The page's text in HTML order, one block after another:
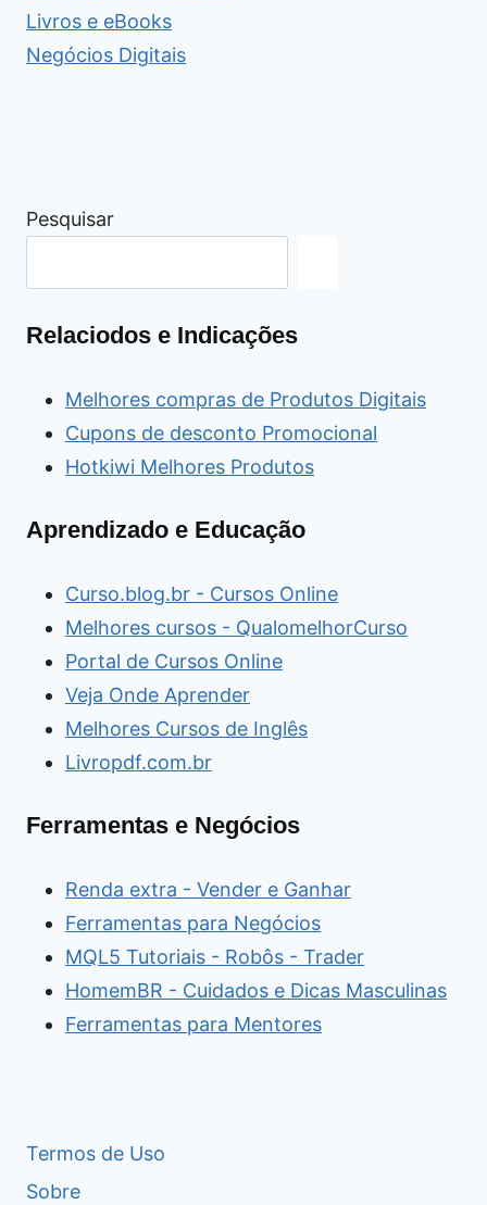
Livros e eBooks
Negócios Digitais
Pesquisar
Relaciodos e Indicações
Melhores compras de Produtos Digitais
Cupons de desconto Promocional
Hotkiwi Melhores Produtos
Aprendizado e Educação
Curso.blog.br - Cursos Online
Melhores cursos - QualomelhorCurso
Portal de Cursos Online
Veja Onde Aprender
Melhores Cursos de Inglês
Livropdf.com.br
Ferramentas e Negócios
Renda extra - Vender e Ganhar
Ferramentas para Negócios
MQL5 Tutoriais - Robôs - Trader
HomemBR - Cuidados e Dicas Masculinas
Ferramentas para Mentores
Termos de Uso
Sobre